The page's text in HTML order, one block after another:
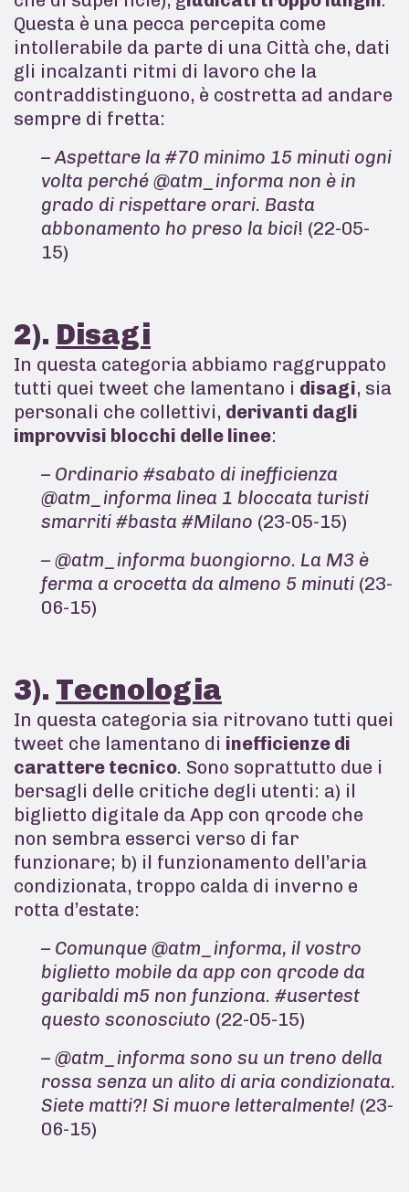
Questa è una pecca percepita come
intollerabile da parte di una Città che, dati
gli incalzanti ritmi di lavoro che la
contraddistinguono, è costretta ad andare
sempre di fretta:
– Aspettare la #70 minimo 15 minuti ogni
volta perché @atm_informa non è in
grado di rispettare orari. Basta
abbonamento ho preso la bici! (22-05-
15)
2). Disagi
In questa categoria abbiamo raggruppato
tutti quei tweet che lamentano i disagi, sia
personali che collettivi, derivanti dagli
improvvisi blocchi delle linee:
– Ordinario #sabato di inefficienza
@atm_informa linea 1 bloccata turisti
smarriti #basta #Milano (23-05-15)
– @atm_informa buongiorno. La M3 è
ferma a crocetta da almeno 5 minuti (23-
06-15)
3). Tecnologia
In questa categoria sia ritrovano tutti quei
tweet che lamentano di inefficienze di
carattere tecnico. Sono soprattutto due i
bersagli delle critiche degli utenti: a) il
biglietto digitale da App con qrcode che
non sembra esserci verso di far
funzionare; b) il funzionamento dell’aria
condizionata, troppo calda di inverno e
rotta d’estate:
– Comunque @atm_informa, il vostro
biglietto mobile da app con qrcode da
garibaldi m5 non funziona. #usertest
questo sconosciuto (22-05-15)
– @atm_informa sono su un treno della
rossa senza un alito di aria condizionata.
Siete matti?! Si muore letteralmente! (23-
06-15)